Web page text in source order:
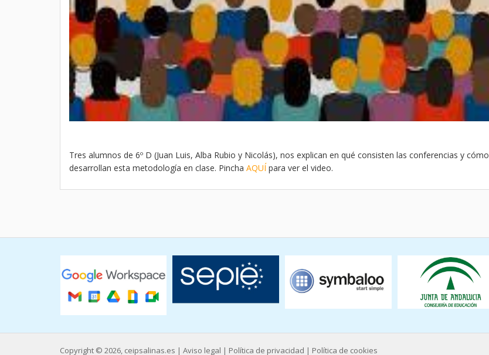
Tres alumnos de 6º D (Juan Luis, Alba Rubio y Nicolás), nos explican en qué consisten las conferencias y cómo
desarrollan esta metodología en clase. Pincha AQUÍ para ver el video.
Copyright © 2026, ceipsalinas.es | Aviso legal | Política de privacidad | Política de cookies